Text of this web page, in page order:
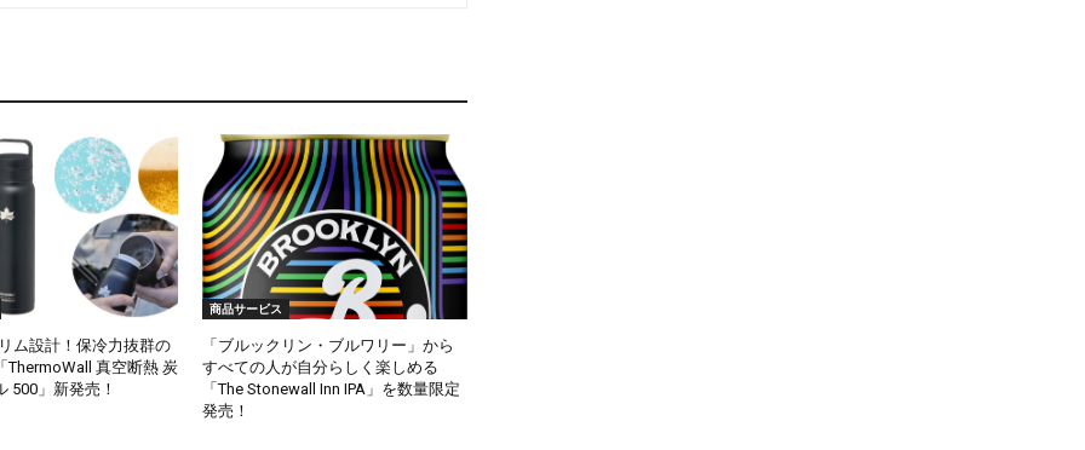
ム設計！保冷力抜群の
ThermoWall 真空断熱 炭
500」新発売！
商品サービス
「ブルックリン・ブルワリー」から
すべての人が自分らしく楽しめる
「The Stonewall Inn IPA」を数量限定
発売！